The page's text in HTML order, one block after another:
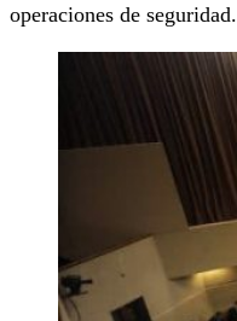
operaciones de seguridad.